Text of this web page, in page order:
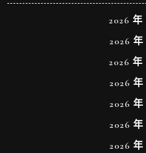
2026 年
2026 年
2026 年
2026 年
2026 年
2026 年
2026 年